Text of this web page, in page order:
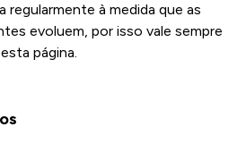
regularmente à medida que as
evoluem, por isso vale sempre
página.